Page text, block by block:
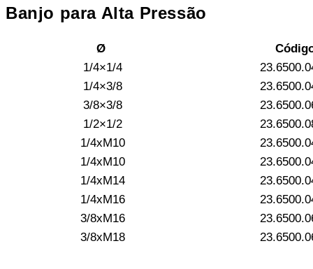
Banjo para Alta Pressão
Ø
1/4×1/4
1/4×3/8
3/8×3/8
1/2×1/2
1/4xM10
1/4xM10
1/4xM14
1/4xM16
3/8xM16
3/8xM18